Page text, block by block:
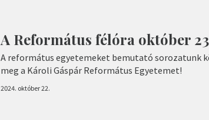
A Református félóra október
A református egyetemeket bemutató sorozatunk
meg a Károli Gáspár Református Egyetemet!
2024. október 22.